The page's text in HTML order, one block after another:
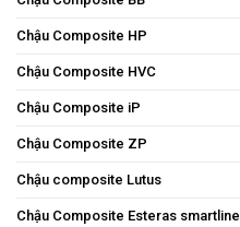
Chậu Composite HP
Chậu Composite HVC
Chậu Composite iP
Chậu Composite ZP
Chậu composite Lutus
Chậu Composite Esteras smartline